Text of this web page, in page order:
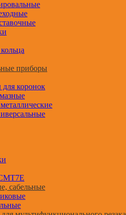
приборы
для коронок
сабельные